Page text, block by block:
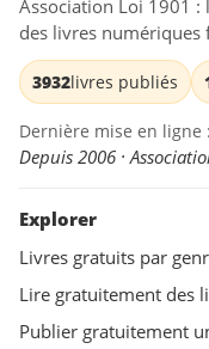
Association Loi 1901
des livres numériques
3932livres publiés
Dernière mise en ligne :
Depuis 2006 ·
Explorer
Livres gratuits par
Lire gratuitement des
Publier gratuitement